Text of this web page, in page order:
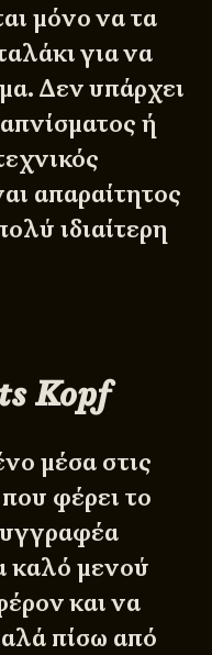
μόνο να τα
για να
Δεν υπάρχει
ή
απαραίτητος
ιδιαίτερη
Kopf
μέσα στις
φέρει το
μενού
και να
πίσω από